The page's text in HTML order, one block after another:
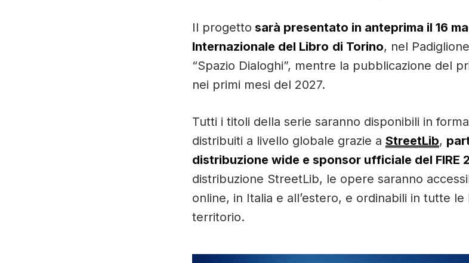
Il progetto sarà presentato in anteprima il 16
Internazionale del Libro di Torino, nel
“Spazio Dialoghi”, mentre la pubblicazione del
nei primi mesi del 2027.
Tutti i titoli della serie saranno disponibili in
distribuiti a livello globale grazie a StreetLib,
distribuzione wide e sponsor ufficiale del FIRE
distribuzione StreetLib, le opere saranno
online, in Italia e all’estero, e ordinabili in tutte
territorio.